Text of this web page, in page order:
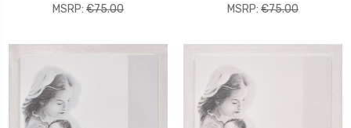
MSRP: €75.00
MSRP: €75.00